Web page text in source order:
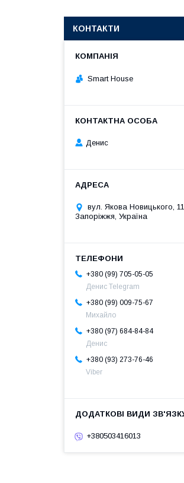
КОНТАКТИ
Smart House
Денис
вул. Якова Новицького,
Запоріжжя, Україна
+380 (99) 705-05-05
Денис Telegram
+380 (99) 009-75-67
Михайло
+380 (97) 684-84-84
Денис
+380 (93) 273-76-46
Viber
+380503416013